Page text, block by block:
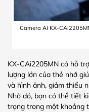
Camera AI KX-
KX-CAi2205MN có hỗ
lượng lớn của thẻ nhớ
và hình ảnh, giảm thiểu
Nhờ đó, bạn có thể tiết
trọng trong một khoảng